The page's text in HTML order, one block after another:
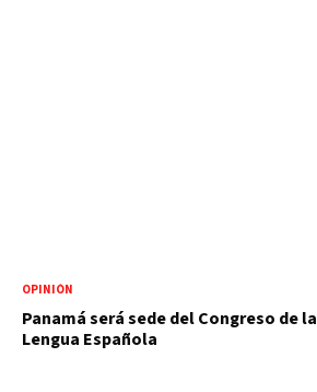
OPINIÓN
Panamá será sede del Congreso de la
Lengua Española